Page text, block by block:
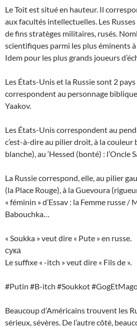
Le Toit est situé en hauteur. Il
aux facultés intellectuelles. Les
de fins stratèges militaires, rusés.
scientifiques parmi les plus éminents à
Idem pour les plus grands joueurs
Les États-Unis et la Russie sont 2
correspondent au personnage biblique
Yaakov.
Les États-Unis correspondent au
c’est-à-dire au pilier droit, à la couleur
blanche), au ‘Hessed (bonté) : l’Oncle
La Russie correspond, elle, au pilier
(la Place Rouge), à la Guevoura
« féminin » d’Essav : la Femme russe /
Babouchka…
« Soukka » veut dire « Pute » en russe.
сука
Le suffixe « -itch » veut dire « Fils de ».
#Putin #B-itch #Soukkot
Beaucoup d’Américains trouvent les
sérieux, sévères. De l’autre côté,